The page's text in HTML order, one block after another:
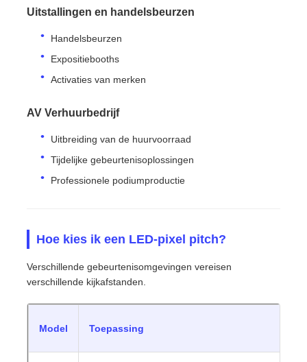
Uitstallingen en handelsbeurzen
Handelsbeurzen
Expositiebooths
Activaties van merken
AV Verhuurbedrijf
Uitbreiding van de huurvoorraad
Tijdelijke gebeurtenisoplossingen
Professionele podiumproductie
Hoe kies ik een LED-pixel pitch?
Verschillende gebeurtenisomgevingen vereisen
verschillende kijkafstanden.
Model Toepassing